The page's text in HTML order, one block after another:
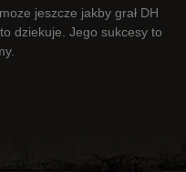
jeszcze jakby grał DH
dziekuje. Jego sukcesy to